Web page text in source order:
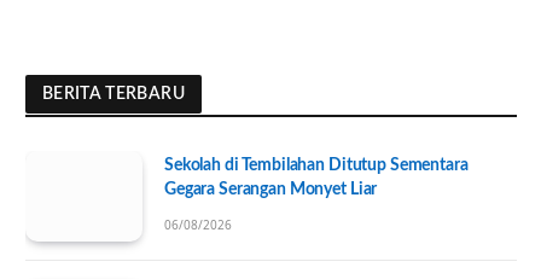
BERITA TERBARU
Sekolah di Tembilahan Ditutup Sementara
Gegara Serangan Monyet Liar
06/08/2026